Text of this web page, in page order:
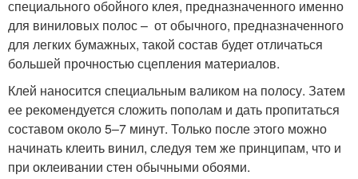
специального обойного клея, предназначенного именно
для виниловых полос – от обычного, предназначенного
для легких бумажных, такой состав будет отличаться
большей прочностью сцепления материалов.
Клей наносится специальным валиком на полосу. Затем
ее рекомендуется сложить пополам и дать пропитаться
составом около 5–7 минут. Только после этого можно
начинать клеить винил, следуя тем же принципам, что и
при оклеивании стен обычными обоями.